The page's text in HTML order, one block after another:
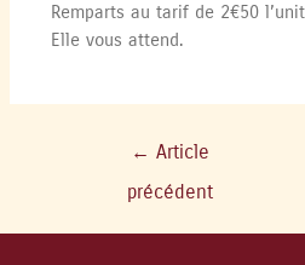
Remparts au tarif de 2€50
Elle vous attend.
← Article
précédent